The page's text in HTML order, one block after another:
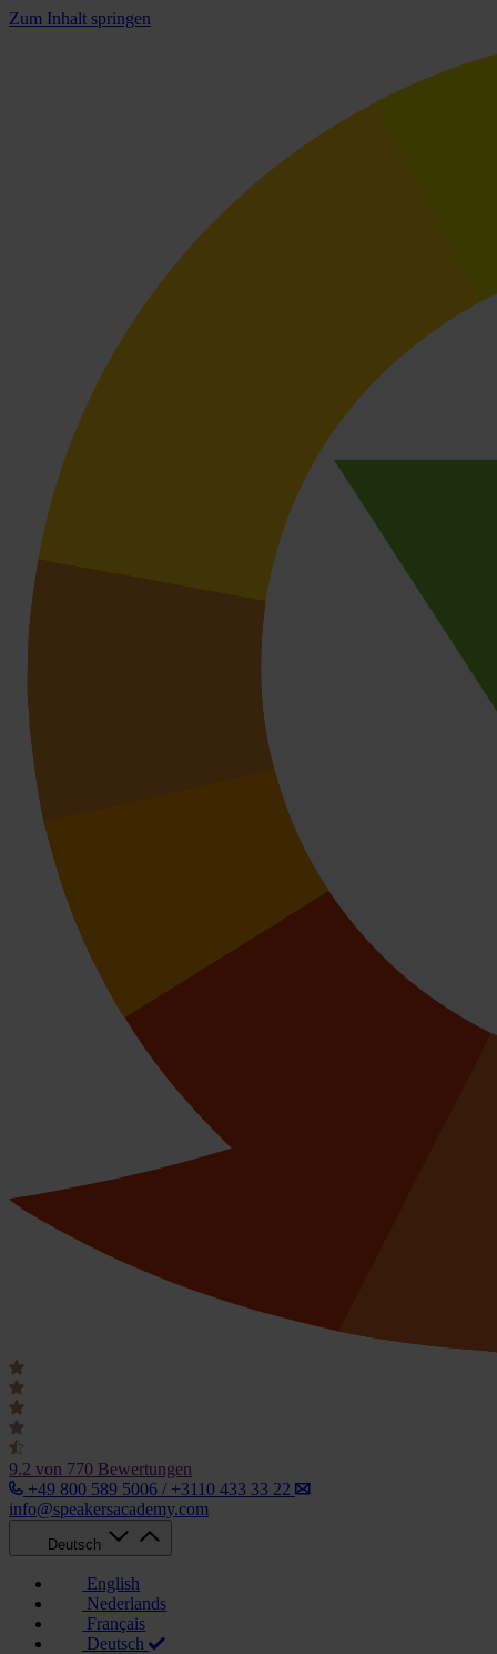
Zum Inhalt springen
9.2 von 770 Bewertungen
+49 800 589 5006 / +3110 433 33 22
info@speakersacademy.com
Deutsch
English
Nederlands
Français
Deutsch